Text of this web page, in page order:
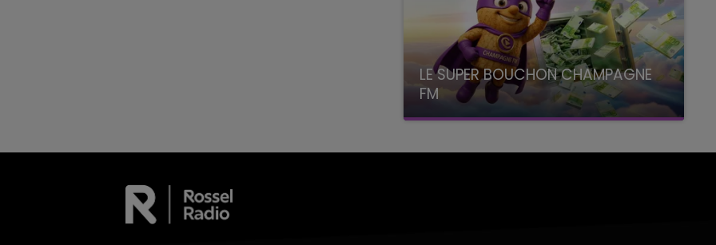
LE SUPER BOUCHON CHAMPAGNE
FM
avec La Famille Champagne FM, à 8H10